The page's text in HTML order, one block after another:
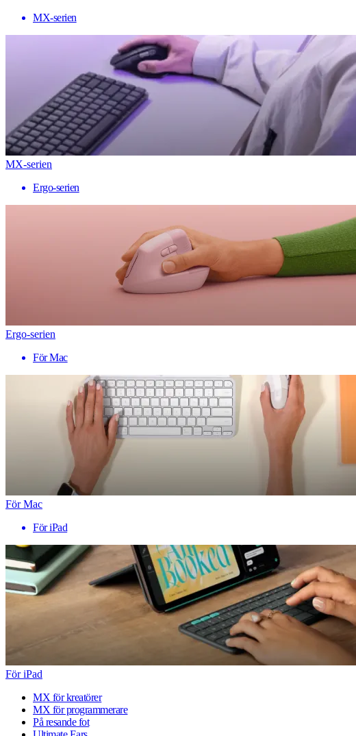
MX-serien
MX-serien
Ergo-serien
Ergo-serien
För Mac
För Mac
För iPad
För iPad
MX för kreatörer
MX för programmerare
På resande fot